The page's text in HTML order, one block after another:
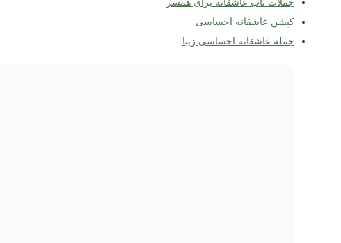
جملات ناب عاشقانه برای همسر
کپشن عاشقانه احساسی
جمله عاشقانه احساسی زیبا